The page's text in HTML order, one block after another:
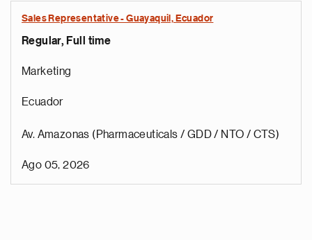
Sales Representative - Guayaquil, Ecuador
Regular, Full time
Marketing
Ecuador
Av. Amazonas (Pharmaceuticals / GDD / NTO / CTS)
Ago 05, 2026